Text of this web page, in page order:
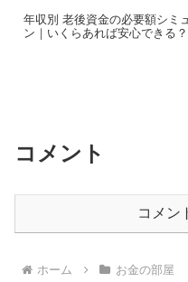
年収別 老後資金の必要額シミ
ン｜いくらあれば安心できる？
コメント
コメン
ホーム お金の部屋